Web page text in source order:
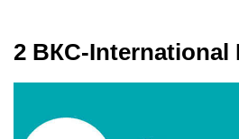
2 ВКС-International